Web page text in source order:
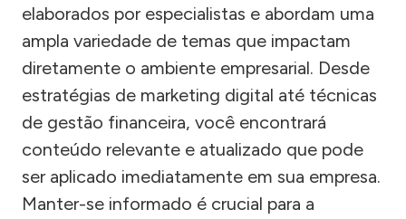
elaborados por especialistas e abordam uma
ampla variedade de temas que impactam
diretamente o ambiente empresarial. Desde
estratégias de marketing digital até técnicas
de gestão financeira, você encontrará
conteúdo relevante e atualizado que pode
ser aplicado imediatamente em sua empresa.
Manter-se informado é crucial para a